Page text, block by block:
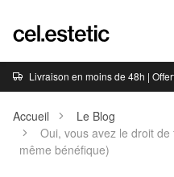
Livraison en moins de 48h |
Accueil
Le Blog
Oui, vous avez le droit
même bénéfique)